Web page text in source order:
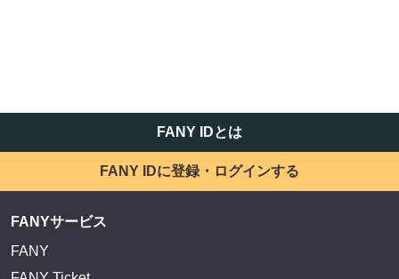
FANY IDとは
FANY IDに登録・ログインする
FANYサービス
FANY